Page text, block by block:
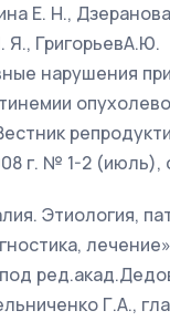
Е. Н.,
Я., ГригорьевА.Ю.
нарушения при
г. № 1-2 (июль),
Этиология,
Г.А.,